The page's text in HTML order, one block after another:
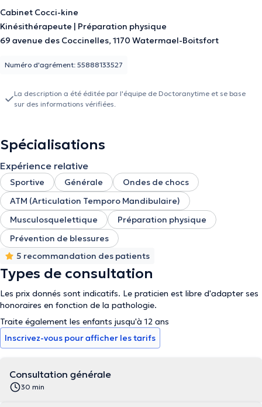
Cabinet Cocci-kine
Kinésithérapeute | Préparation physique
69 avenue des Coccinelles, 1170 Watermael-Boitsfort
Numéro d'agrément: 55888133527
La description a été éditée par l'équipe de Doctoranytime et se base
sur des informations vérifiées.
Spécialisations
Expérience relative
Sportive Générale
Ondes de chocs
ATM (Articulation Temporo Mandibulaire)
Musculosquelettique
Préparation physique
Prévention de blessures
5 recommandation des patients
Types de consultation
Les prix donnés sont indicatifs. Le praticien est libre d'adapter ses
honoraires en fonction de la pathologie.
Traite également les enfants jusqu'à 12 ans
Inscrivez-vous pour afficher les tarifs
Consultation générale
30 min